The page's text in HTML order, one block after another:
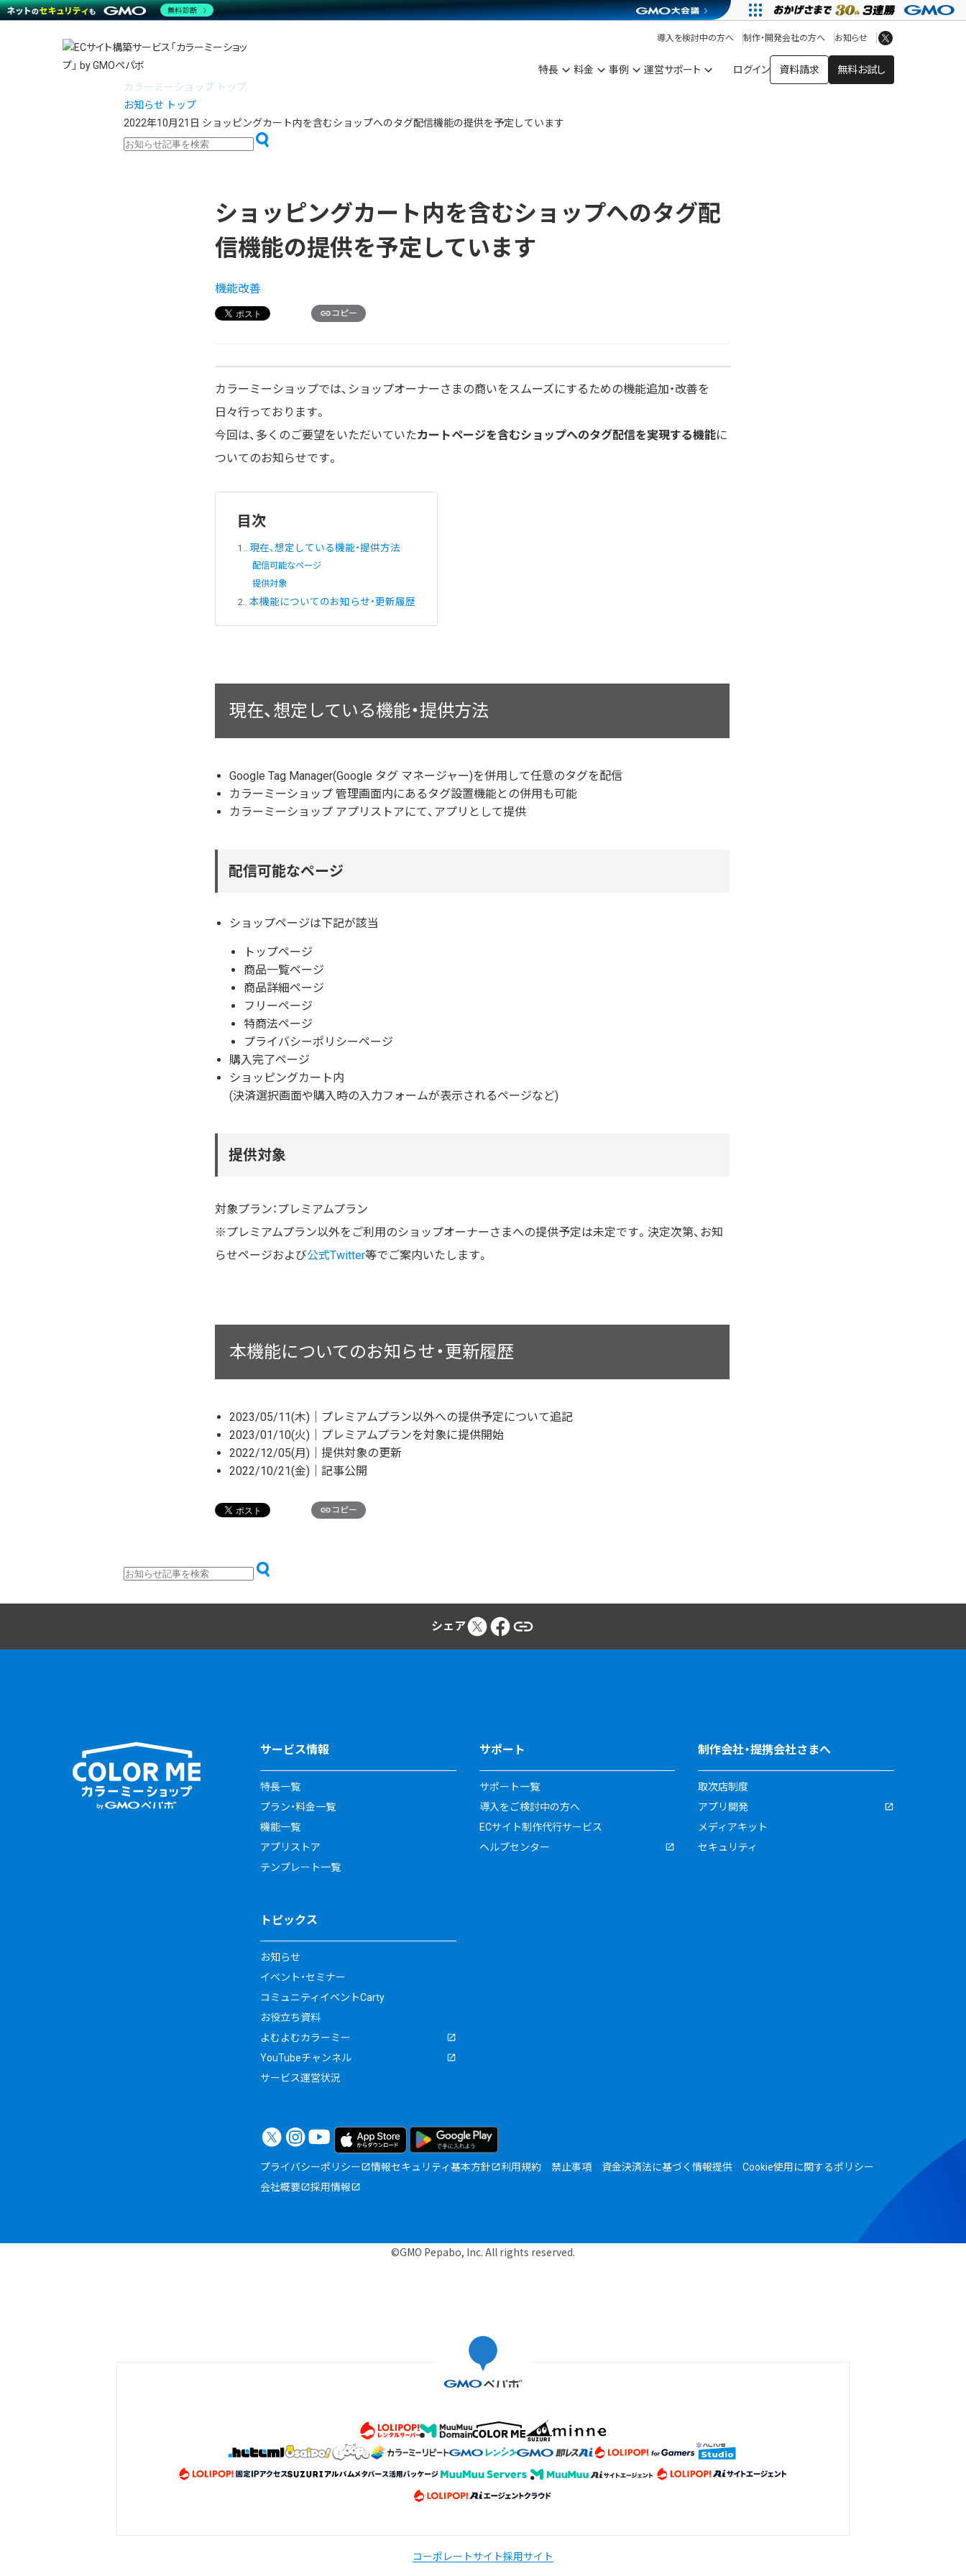
特長 料金 事例 運営サポート ログイン 資料請求 無料お試し
導入を検討中の方へ 制作・開発会社の方へ お知らせ
商材一覧を見る
越境EC（海外販売）
モバイルアプリ
雑貨販売 アプリストア
料金
プラン・料金一覧を見る
レギュラー
料金シミュレーション
事例
雑貨
運営サポート
サポート一覧を見る
ヘルプを見る
ヘルプセンター
カラーミーショップ トップ
お知らせ トップ
2022年10月21日 ショッピングカート内を含むショップへのタグ配信機能の提供を予定しています
ショッピングカート内を含むショップへのタグ配
信機能の提供を予定しています
機能改善
コピー
カラーミーショップでは、ショップオーナーさまの商いをスムーズにするための機能追加・改善を
日々行っております。
今回は、多くのご要望をいただいていたカートページを含むショップへのタグ配信を実現する機能に
ついてのお知らせです。
目次
1. 現在、想定している機能・提供方法
配信可能なページ
提供対象
2. 本機能についてのお知らせ・更新履歴
現在、想定している機能・提供方法
Google Tag Manager(Google タグ マネージャー)を併用して任意のタグを配信
カラーミーショップ 管理画面内にあるタグ設置機能との併用も可能
カラーミーショップ アプリストアにて、アプリとして提供
配信可能なページ
ショップページは下記が該当
トップページ
商品一覧ページ
商品詳細ページ
フリーページ
特商法ページ
プライバシーポリシーページ
購入完了ページ
ショッピングカート内
(決済選択画面や購入時の入力フォームが表示されるページなど)
提供対象
対象プラン：プレミアムプラン
※プレミアムプラン以外をご利用のショップオーナーさまへの提供予定は未定です。決定次第、お知
らせページおよび公式Twitter等でご案内いたします。
本機能についてのお知らせ・更新履歴
2023/05/11(木)｜プレミアムプラン以外への提供予定について追記
2023/01/10(火)｜プレミアムプランを対象に提供開始
2022/12/05(月)｜提供対象の更新
2022/10/21(金)｜記事公開
コピー
シェア
サービス情報
特長一覧
プラン・料金一覧
機能一覧
アプリストア
テンプレート一覧
サポート
サポート一覧
導入をご検討中の方へ
ECサイト制作代行サービス
ヘルプセンター
制作会社・提携会社さまへ
取次店制度
アプリ開発
メディアキット
セキュリティ
トピックス
お知らせ
イベント・セミナー
コミュニティイベントCarty
お役立ち資料
よむよむカラーミー
YouTubeチャンネル
サービス運営状況
プライバシーポリシー 情報セキュリティ基本方針 利用規約 禁止事項 資金決済法に基づく情報提供
Cookie使用に関するポリシー
会社概要
採用情報
©GMO Pepabo, Inc. All rights reserved.
コーポレートサイト採用サイト
無料診断